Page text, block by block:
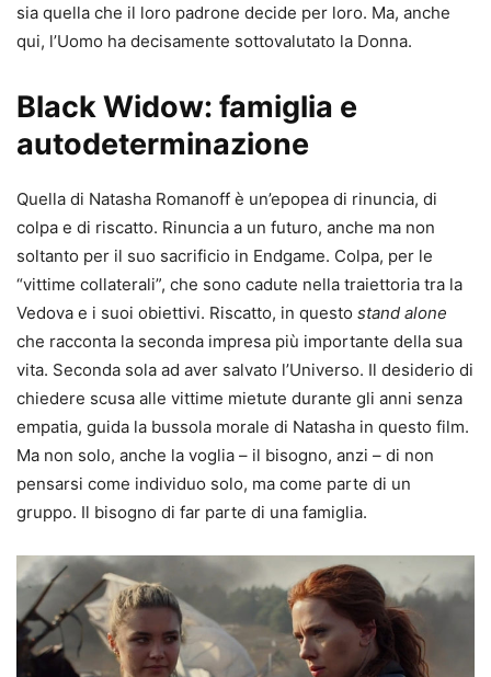
sia quella che il loro padrone decide per loro. Ma, anche
qui, l’Uomo ha decisamente sottovalutato la Donna.
Black Widow: famiglia e
autodeterminazione
Quella di Natasha Romanoff è un’epopea di rinuncia, di
colpa e di riscatto. Rinuncia a un futuro, anche ma non
soltanto per il suo sacrificio in Endgame. Colpa, per le
“vittime collaterali”, che sono cadute nella traiettoria tra la
Vedova e i suoi obiettivi. Riscatto, in questo stand alone
che racconta la seconda impresa più importante della sua
vita. Seconda sola ad aver salvato l’Universo. Il desiderio di
chiedere scusa alle vittime mietute durante gli anni senza
empatia, guida la bussola morale di Natasha in questo film.
Ma non solo, anche la voglia – il bisogno, anzi – di non
pensarsi come individuo solo, ma come parte di un
gruppo. Il bisogno di far parte di una famiglia.